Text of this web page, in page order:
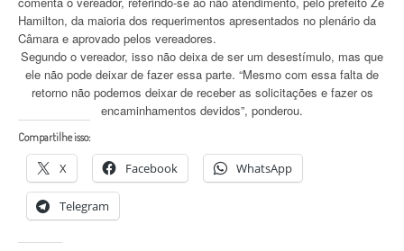
Hamilton, da maioria dos requerimentos apresentados no plenário da
Câmara e aprovado pelos vereadores.
Segundo o vereador, isso não deixa de ser um desestímulo, mas que
ele não pode deixar de fazer essa parte. “Mesmo com essa falta de
retorno não podemos deixar de receber as solicitações e fazer os
encaminhamentos devidos”, ponderou.
Compartilhe isso:
X Facebook WhatsApp
Telegram